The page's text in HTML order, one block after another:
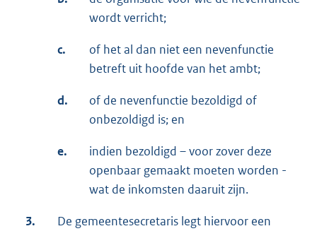
wordt verricht;
c.
of het al dan niet een nevenfunctie
betreft uit hoofde van het ambt;
d.
of de nevenfunctie bezoldigd of
onbezoldigd is; en
e.
indien bezoldigd – voor zover deze
openbaar gemaakt moeten worden -
wat de inkomsten daaruit zijn.
3.
De gemeentesecretaris legt hiervoor een